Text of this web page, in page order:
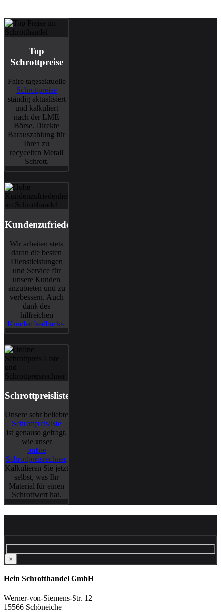
Top
Schrottpreise
Faire tagesaktuelle
Schrottpreise
ständig aktualisiert
und kalkuliert
nach der LME
Börse. Direkte
Barauszahlung für
Ihren zu
recycelten Metall
Schrott.
Kundenzufriedenheit
Wir arbeiten stets
daran die besten
Dienstleistungen
und Service für
unsere Kunden
anzubieten und zu
verbessern. Auch
dank des
hilfreichen
Kundenfeedbacks.
Schrottpreisliste
Unsere sehr beliebte
Schrottpreisliste
ist genauso gefragt,
wie unser
online
Schrottpreisrechner.
Kalkulieren Sie jetzt
selbst, was Ihr
Material für einen
Schrottwert hat.
×
Hein Schrotthandel GmbH
Werner-von-Siemens-Str. 12
15566 Schöneiche